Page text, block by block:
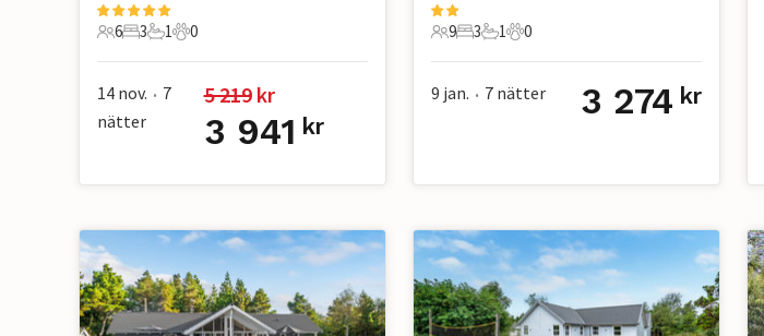
6 Gäster
6
3 Sovrum
3
1 Badrum
1
0 Husdjur
0
14 nov. • 7
nätter
5 219 kr
3 941 kr
9 Gäster
9
3 Sovrum
3
1 Badrum
1
0 Husdjur
0
9 jan. • 7 nätter 3 274 kr